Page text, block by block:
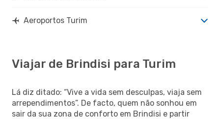
Aeroportos Turim
Viajar de Brindisi para Turim
Lá diz ditado: “Vive a vida sem desculpas, viaja sem
arrependimentos”. De facto, quem não sonhou em
sair da sua zona de conforto em Brindisi e partir